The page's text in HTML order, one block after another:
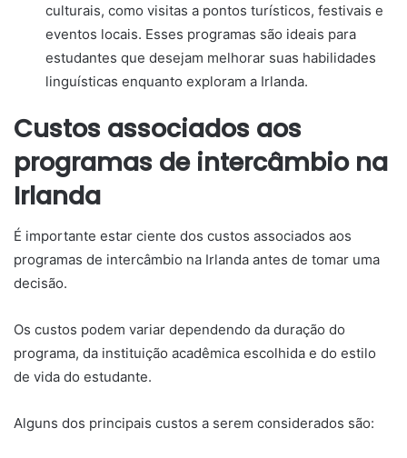
culturais, como visitas a pontos turísticos, festivais e
eventos locais. Esses programas são ideais para
estudantes que desejam melhorar suas habilidades
linguísticas enquanto exploram a Irlanda.
Custos associados aos
programas de intercâmbio na
Irlanda
É importante estar ciente dos custos associados aos
programas de intercâmbio na Irlanda antes de tomar uma
decisão.
Os custos podem variar dependendo da duração do
programa, da instituição acadêmica escolhida e do estilo
de vida do estudante.
Alguns dos principais custos a serem considerados são: